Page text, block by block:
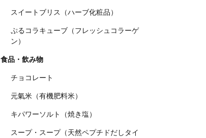
スイートブリス（ハーブ化粧品）
ぷるコラキューブ（フレッシュコラーゲ
ン）
食品・飲み物
チョコレート
元氣米（有機肥料米）
キパワーソルト（焼き塩）
スープ・スープ（天然ペプチドだしタイ